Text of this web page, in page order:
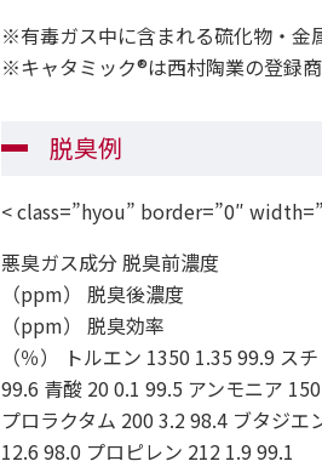
※有毒ガス中に含まれる硫化物・金
※キャタミック®は西村陶業の登録商
脱臭例
< class=”hyou” border=”0″
悪臭ガス成分 脱臭前濃度
（ppm） 脱臭後濃度
（ppm） 脱臭効率
（％） トルエン 1350 1.35 99.9 ス
99.6 青酸 20 0.1 99.5 アンモニア
プロラクタム 200 3.2 98.4 ブタジ
12.6 98.0 プロピレン 212 1.9 99.1